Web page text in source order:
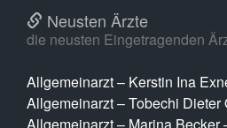
Neusten Ärzte
die neusten Eingetragenden
Allgemeinarzt – Kerstin Ina
Allgemeinarzt – Tobechi Dieter